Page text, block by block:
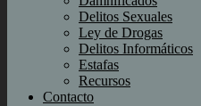
Delitos Sexuales
Ley de Drogas
Delitos Informáticos
Estafas
Recursos
Contacto